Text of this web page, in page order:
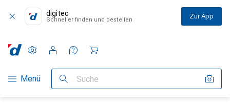
digitec
Schneller finden und bestellen Zur App
Navigation nach Kategorien
Menü Suche
Einstellungen
Kundenkonto
Vergleichslisten
Merklisten
Warenkorb